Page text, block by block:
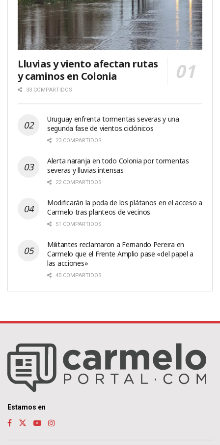
Lluvias y viento afectan rutas
y caminos en Colonia
33 COMPARTIDOS
Uruguay enfrenta tormentas severas y una
segunda fase de vientos ciclónicos
23 COMPARTIDOS
Alerta naranja en todo Colonia por tormentas
severas y lluvias intensas
22 COMPARTIDOS
Modificarán la poda de los plátanos en el acceso a
Carmelo tras planteos de vecinos
51 COMPARTIDOS
Militantes reclamaron a Fernando Pereira en
Carmelo que el Frente Amplio pase «del papel a
las acciones»
45 COMPARTIDOS
Estamos en